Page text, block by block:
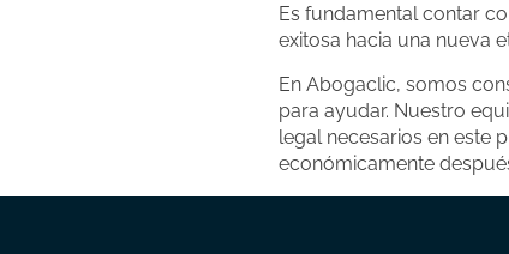
Es fundamental contar
exitosa hacia una nueva
En Abogaclic, somos
para ayudar. Nuestro
legal necesarios en este
económicamente